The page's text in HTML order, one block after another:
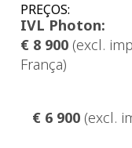
PREÇOS:
IVL Photon:
€ 8 900 (excl.
França)
€ 6 900 (excl.